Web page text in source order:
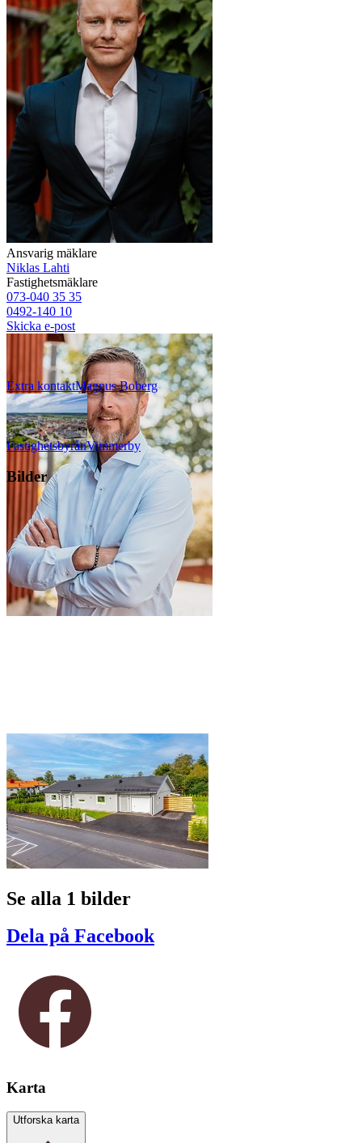
Ansvarig mäklare
Niklas Lahti
Fastighetsmäklare
073-040 35 35
0492-140 10
Skicka e-post
Extra kontaktMagnus Boberg
FastighetsbyrånVimmerby
Bilder
Se alla 1 bilder
Dela på Facebook
Karta
Utforska karta